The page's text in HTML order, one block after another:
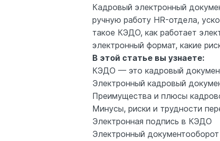
Кадровый электронный
ручную работу HR-отдела,
такое КЭДО, как работает
электронный формат, какие
В этой статье вы узнаете:
КЭДО — это кадровый
Электронный кадровый
Преимущества и плюсы
Минусы, риски и трудности
Электронная подпись в КЭДО
Электронный